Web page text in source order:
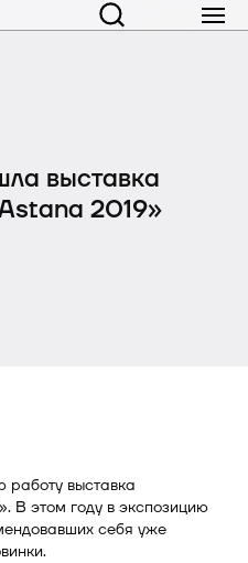
выставка
2019»
выставка
В этом году в экспозицию
себя уже